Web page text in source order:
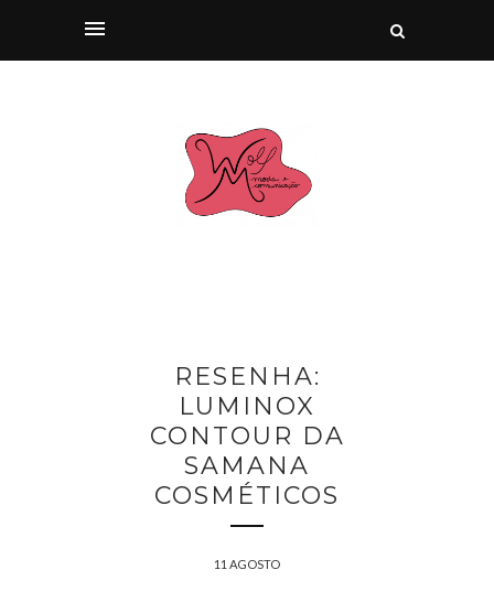
RESENHA:
LUMINOX
CONTOUR DA
SAMANA
COSMÉTICOS
11 AGOSTO